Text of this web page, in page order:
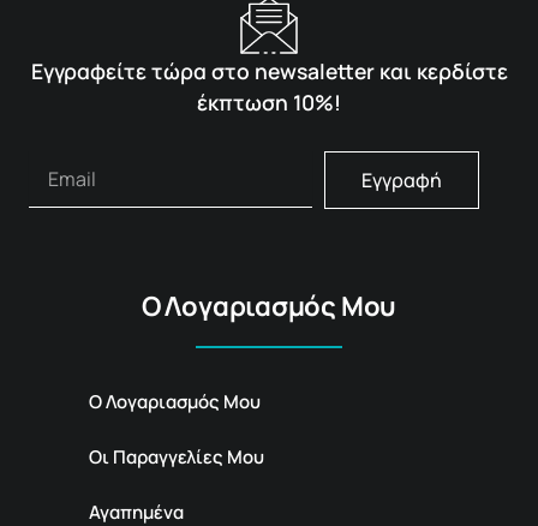
Εγγραφείτε τώρα στο newsaletter και κερδίστε
έκπτωση 10%!
Εγγραφή
Ο Λογαριασμός Μου
Ο Λογαριασμός Μου
Οι Παραγγελίες Μου
Αγαπημένα